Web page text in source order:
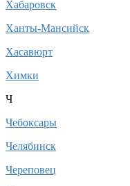
Хабаровск
Ханты-Мансийск
Хасавюрт
Химки
Ч
Чебоксары
Челябинск
Череповец